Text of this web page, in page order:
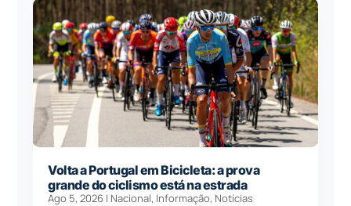
Volta a Portugal em Bicicleta: a prova
grande do ciclismo está na estrada
Ago 5, 2026 | Nacional, Informação, Notícias